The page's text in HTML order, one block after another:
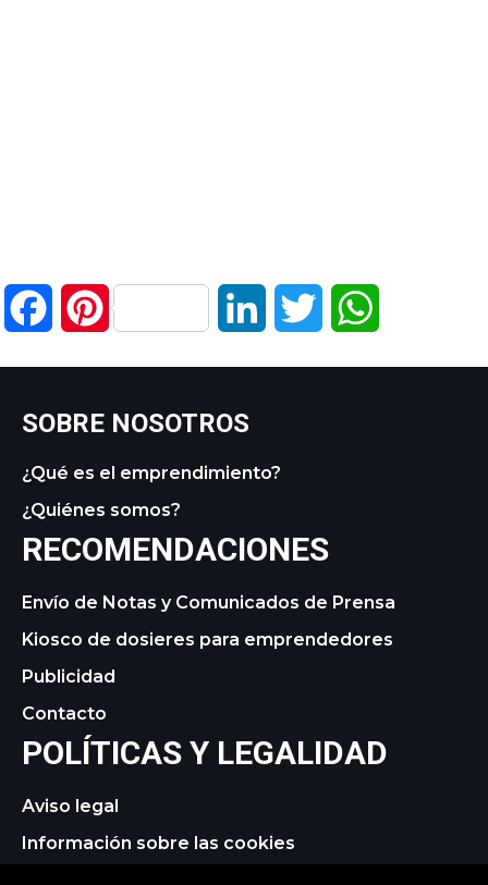
FacebookPinterest LinkedIn Twitter
SOBRE NOSOTROS
¿Qué es el emprendimiento?
¿Quiénes somos?
RECOMENDACIONES
Envío de Notas y Comunicados de Prensa
Kiosco de dosieres para emprendedores
Publicidad
Contacto
POLÍTICAS Y LEGALIDAD
Aviso legal
Información sobre las cookies